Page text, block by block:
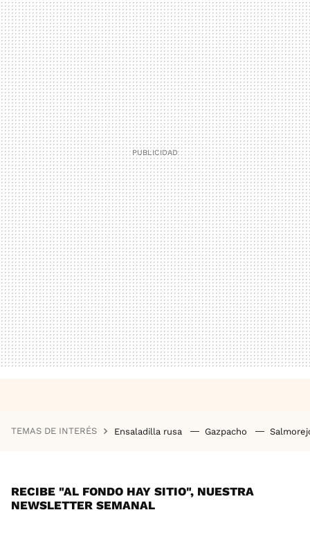
TEMAS DE INTERÉS Ensaladilla rusa Gazpacho
RECIBE "AL FONDO HAY SITIO", NUESTRA
NEWSLETTER SEMANAL